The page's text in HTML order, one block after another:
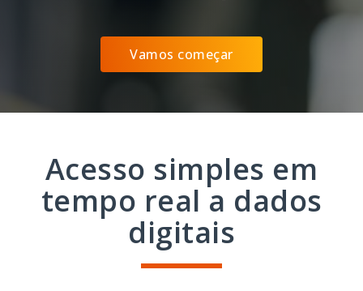
Vamos começar
Acesso simples em
tempo real a dados
digitais